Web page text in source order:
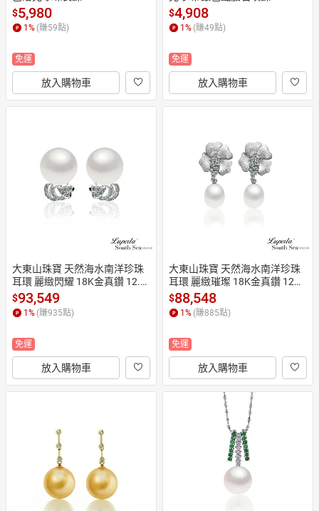
$5,980
1 % (賺59點)
免運
放入購物車
$4,908
1 % (賺49點)
免運
放入購物車
大東山珠寶 天然海水南洋珍珠
耳環 麗緻閃耀 18K金真鑽 12.5
MM
$93,549
1 % (賺935點)
免運
放入購物車
大東山珠寶 天然海水南洋珍珠
耳環 麗緻璀璨 18K金真鑽 12M
M
$88,548
1 % (賺885點)
免運
放入購物車